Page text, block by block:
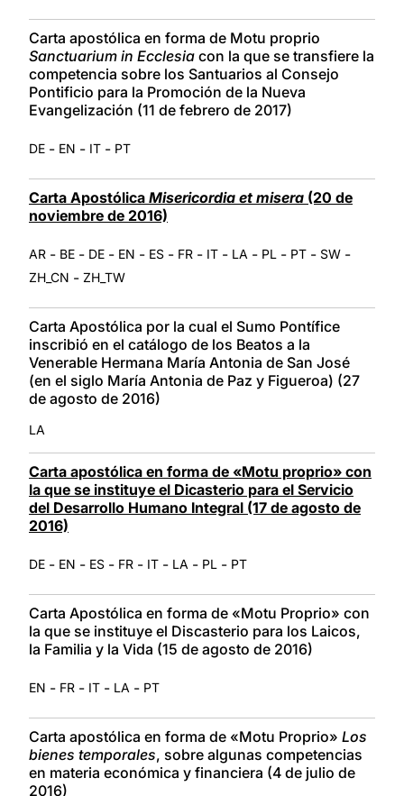
Carta apostólica en forma de Motu proprio
Sanctuarium in Ecclesia con la que se transfiere la
competencia sobre los Santuarios al Consejo
Pontificio para la Promoción de la Nueva
Evangelización (11 de febrero de 2017)
DE - EN - IT - PT
Carta Apostólica Misericordia et misera (20 de
noviembre de 2016)
AR - BE - DE - EN - ES - FR - IT - LA - PL - PT - SW -
ZH_CN - ZH_TW
Carta Apostólica por la cual el Sumo Pontífice
inscribió en el catálogo de los Beatos a la
Venerable Hermana María Antonia de San José
(en el siglo María Antonia de Paz y Figueroa) (27
de agosto de 2016)
LA
Carta apostólica en forma de «Motu proprio» con
la que se instituye el Dicasterio para el Servicio
del Desarrollo Humano Integral (17 de agosto de
2016)
DE - EN - ES - FR - IT - LA - PL - PT
Carta Apostólica en forma de «Motu Proprio» con
la que se instituye el Discasterio para los Laicos,
la Familia y la Vida (15 de agosto de 2016)
EN - FR - IT - LA - PT
Carta apostólica en forma de «Motu Proprio» Los
bienes temporales, sobre algunas competencias
en materia económica y financiera (4 de julio de
2016)